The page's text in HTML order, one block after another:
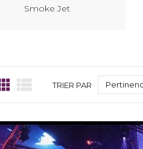
Smoke Jet
 TRIER PAR